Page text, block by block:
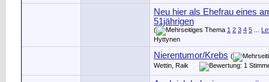
Neu hier als Ehefrau eines
51jährigen
( 1 2 3 4 5
Hyttynen
Nierentumor/Krebs (
Wettin, Raik